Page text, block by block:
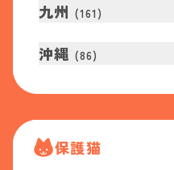
九州 (161 )
沖縄 (86)
保護猫